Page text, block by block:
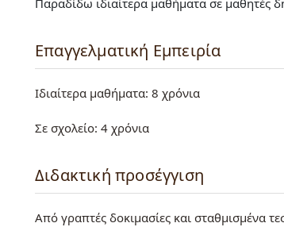
Παραδίδω ιδιαίτερα μαθήματα σε μαθητές
Επαγγελματική Εμπειρία
Ιδιαίτερα μαθήματα: 8 χρόνια
Σε σχολείο: 4 χρόνια
Διδακτική προσέγγιση
Από γραπτές δοκιμασίες και σταθμισμένα